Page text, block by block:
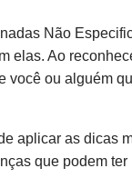
Não
elas. Ao
ou alguém
aplicar as dicas
que podem